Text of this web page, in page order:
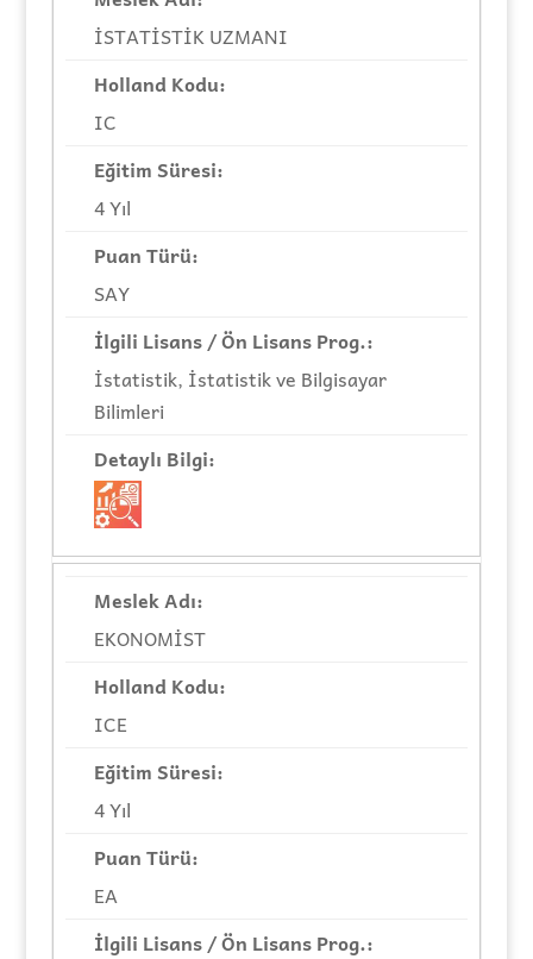
İSTATİSTİK UZMANI
IC
4 Yıl
SAY
İstatistik, İstatistik ve Bilgisayar
Bilimleri
EKONOMİST
ICE
4 Yıl
EA